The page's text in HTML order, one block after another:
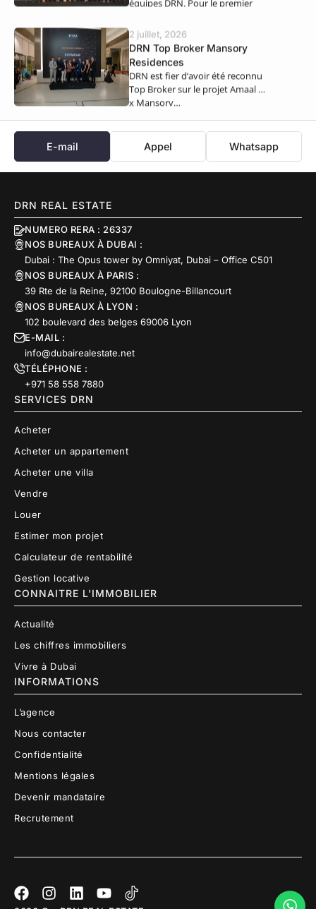
équipes DRN. Pour le premier
2 juillet, 2026
DRN Top Broker Mansory
Residences
DRN est fier d’avoir été reconnu
Top Broker sur le projet Amaal 8
x Mansory…
E-mail Appel Whatsapp
DRN REAL ESTATE
NUMERO RERA : 26337
NOS BUREAUX À DUBAI :
Dubai : The Opus tower by Omniyat, Dubai – Office C501
NOS BUREAUX À PARIS :
39 Rte de la Reine, 92100 Boulogne-Billancourt
NOS BUREAUX À LYON :
102 boulevard des belges 69006 Lyon
E-MAIL :
info@dubairealestate.net
TÉLÉPHONE :
+971 58 558 7880
SERVICES DRN
Acheter
Acheter un appartement
Acheter une villa
Vendre
Louer
Estimer mon projet
Calculateur de rentabilité
Gestion locative
CONNAITRE L'IMMOBILIER
Actualité
Les chiffres immobiliers
Vivre à Dubai
INFORMATIONS
L’agence
Nous contacter
Confidentialité
Mentions légales
Devenir mandataire
Recrutement